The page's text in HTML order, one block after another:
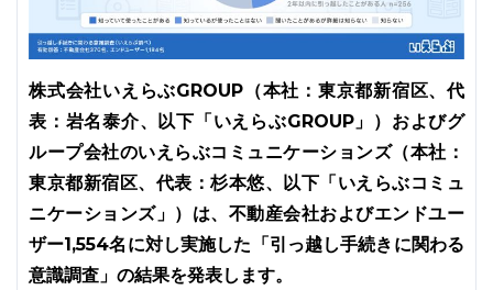
株式会社いえらぶGROUP（本社：東京都新宿区、代
表：岩名泰介、以下「いえらぶGROUP」）およびグ
ループ会社のいえらぶコミュニケーションズ（本社：
東京都新宿区、代表：杉本悠、以下「いえらぶコミュ
ニケーションズ」）は、不動産会社およびエンドユー
ザー1,554名に対し実施した「引っ越し手続きに関わる
意識調査」の結果を発表します。